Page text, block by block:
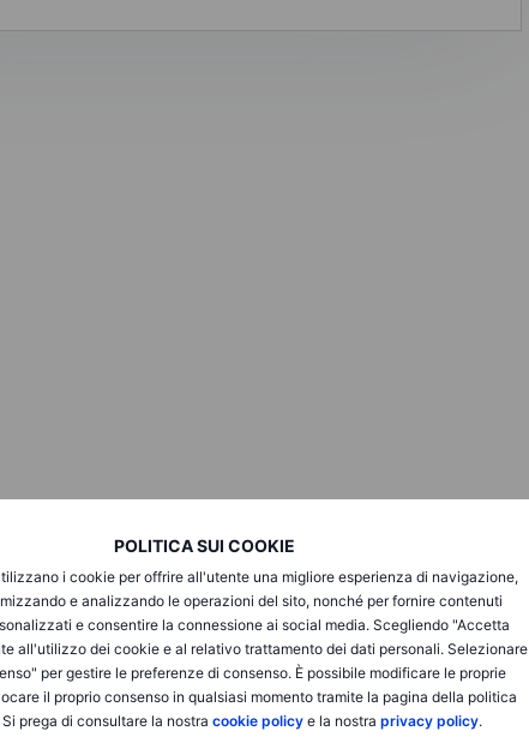
POLITICA SUI COOKIE
i cookie per offrire all'utente una migliore esperienza di navigazione,
e analizzando le operazioni del sito, nonché per fornire contenuti
e consentire la connessione ai social media. Scegliendo "Accetta
all'utilizzo dei cookie e al relativo trattamento dei dati personali. Selezionare
per gestire le preferenze di consenso. È possibile modificare le proprie
il proprio consenso in qualsiasi momento tramite la pagina della politica
prega di consultare la nostra cookie policye la nostra privacy policy.